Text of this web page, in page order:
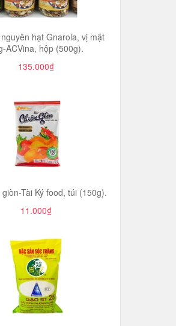
hạt Gnarola, vị mật
ACVina, hộp (500g).
135.000₫
Tài Ký food, túi (150g).
11.000₫